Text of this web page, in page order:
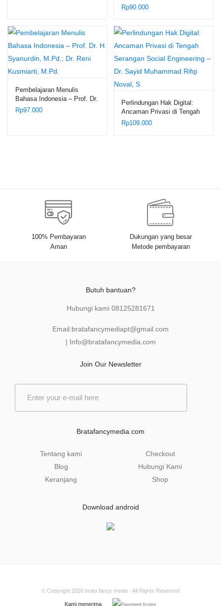
dan Prestasi – Dr. Edi
Saputra Hasibuan, S.H.,
Rp90.000
Pembelajaran Menulis
Bahasa Indonesia – Prof. Dr.
H. Syanurdin, M.Pd.; Dr.
Rp97.000
Perlindungan Hak Digital:
Ancaman Privasi di Tengah
Serangan Social Engineering
Rp109.000
100% Pembayaran
Aman
Dukungan yang besar
Metode pembayaran
Butuh bantuan?
Hubungi kami 08125281671
Email:bratafancymediapt@gmail.com
| Info@bratafancymedia.com
Join Our Newsletter
Bratafancymedia.com
Tentang kami
Blog
Keranjang
Checkout
Hubungi Kami
Shop
Download android
Kami menerima
© Copyright 2026 brata fancy media - All Rights Reserved